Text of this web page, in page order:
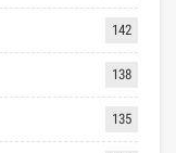
142
138
135